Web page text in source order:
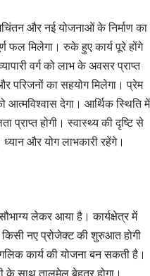
और नई योजनाओं के निर्माण का
फल मिलेगा। रुके हुए कार्य पूरे होंगे
वर्ग को लाभ के अवसर प्राप्त
परिजनों का सहयोग मिलेगा। प्रेम
देगा। आर्थिक स्थिति में
प्राप्त होगी। स्वास्थ्य की दृष्टि से
और योग लाभकारी रहेंगे।
लेकर आया है। कार्यक्षेत्र में
नए प्रोजेक्ट की शुरुआत होगी
कार्य की योजना बन सकती है।